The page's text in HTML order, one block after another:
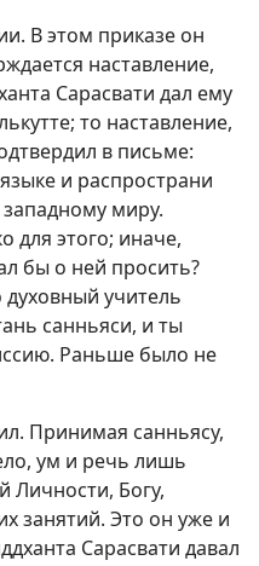
В этом приказе он
наставление,
Сарасвати дал ему
то наставление,
в письме:
и распространи
миру.
для этого; иначе,
бы о ней просить?
учитель
санньяси, и ты
Раньше было не
Принимая санньясу,
ум и речь лишь
Личности, Богу,
занятий. Это он уже и
Сарасвати давал